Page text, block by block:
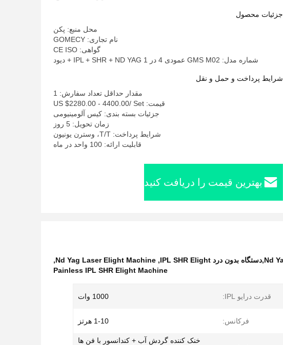
جزئیات محصول
محل منبع: پکن
نام تجاری: GOMECY
گواهی: CE ISO
شماره مدل: GMS M02 عمودی 4 در 1 IPL + SHR + ND YAG + دیود
شرایط پرداخت و حمل و نقل
مقدار حداقل تعداد سفارش: 1
قیمت: US $2280.00 - 4400.00/ Set
جزئیات بسته بندی: کیس آلومینیومی
زمان تحویل: 5 روز
شرایط پرداخت: T/T، وسترن یونیون
قابلیت ارائه: 100 واحد در ماه
بهترین قیمت را دریافت کنید
,
Nd Yag Laser Elight Machine
,
Painless IPL SHR Elight Machine
قدرت درایو IPL: 1000 وات
فرکانس: 1-10 هرتز
خنک کننده گردش آب + کندانسور با فن ها